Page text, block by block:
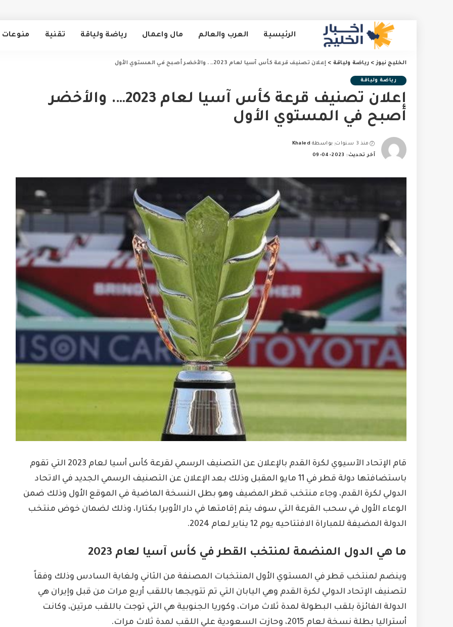
الرئيسية العرب والعالم مال واعمال رياضة ولياقة تقنية منوعات
الخليج نيوز> رياضة ولياقة > إعلان تصنيف قرعة كأس آسيا لعام 2023…. والأخضر أصبح في المستوي الأول
رياضة ولياقة
إعلان تصنيف قرعة كأس آسيا لعام 2023…. والأخضر
أصبح في المستوي الأول
منذ 3 سنوات
Posted
by
بواسطة Khaled
آخر تحديث: 2023-04-09
قام الإتحاد الآسيوي لكرة القدم بالإعلان عن التصنيف الرسمي لقرعة كأس أسيا لعام 2023 التي تقوم
باستضافتها دولة قطر في 11 مايو المقبل وذلك بعد الإعلان عن التصنيف الرسمي الجديد في الاتحاد
الدولي لكرة القدم، وجاء منتخب قطر المضيف وهو بطل النسخة الماضية في الموقع الأول وذلك ضمن
الوعاء الأول في سحب القرعة التي سوف يتم إقامتها في دار الأوبرا بكتارا، وذلك لضمان خوض منتخب
الدولة المضيفة للمباراة الافتتاحيه يوم 12 يناير لعام 2024.
ما هي الدول المنضمة لمنتخب القطر في كأس آسيا لعام 2023
وينضم لمنتخب قطر في المستوي الأول المنتخبات المصنفة من الثاني ولغاية السادس وذلك وفقاً
لتصنيف الإتحاد الدولي لكرة القدم وهي اليابان التي تم تتويجها باللقب أربع مرات من قبل وإيران هي
الدولة الفائزة بلقب البطولة لمدة ثلاث مرات، وكوريا الجنوبية هي التي توجت باللقب مرتين، وكانت
أستراليا بطلة نسخة لعام 2015، وحازت السعودية علي اللقب لمدة ثلاث مرات.